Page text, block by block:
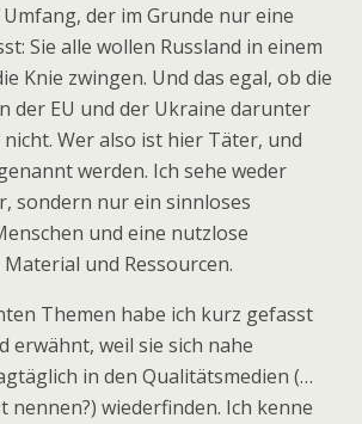
der im Grunde nur eine
Sie alle wollen Russland in einem
Knie zwingen. Und das egal, ob die
der EU und der Ukraine darunter
Wer also ist hier Täter, und
werden. Ich sehe weder
sondern nur ein sinnloses
und eine nutzlose
und Ressourcen.
Themen habe ich kurz gefasst
erwähnt, weil sie sich nahe
in den Qualitätsmedien (…
nennen?) wiederfinden. Ich kenne